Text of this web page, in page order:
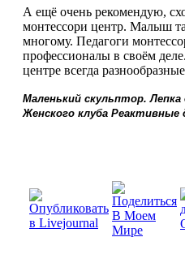
А ещё очень рекомендую,
монтессори центр. Малыш
многому. Педагоги
профессионалы в своём
центре всегда
Маленький скульптор.
Женского клуба Реактивные